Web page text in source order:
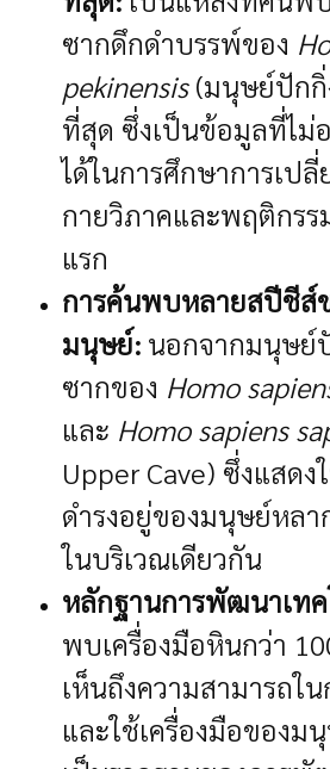
ซากดึกดำบรรพ์ของ
pekinensis(มนุษย์ปักกิ่
ที่สุด ซึ่งเป็นข้อมูลที่ไม่
ได้ในการศึกษาการเป
กายวิภาคและพฤติกร
แรก
การค้นพบหลายสปีชีส์
มนุษย์: นอกจากมนุษย์
ซากของ Homo
และ Homo sapiens
Upper Cave) ซึ่งแสดง
ดำรงอยู่ของมนุษย์หลา
ในบริเวณเดียวกัน
หลักฐานการพัฒนาเทค
พบเครื่องมือหินกว่า
เห็นถึงความสามารถใ
และใช้เครื่องมือของม